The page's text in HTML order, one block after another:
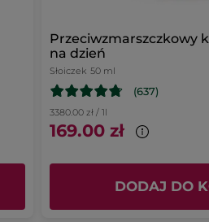
Przeciwzmarszczkowy
na dzień
Słoiczek 50 ml
(637)
3380.00 zł / 1l
169.00 zł
DODAJ DO